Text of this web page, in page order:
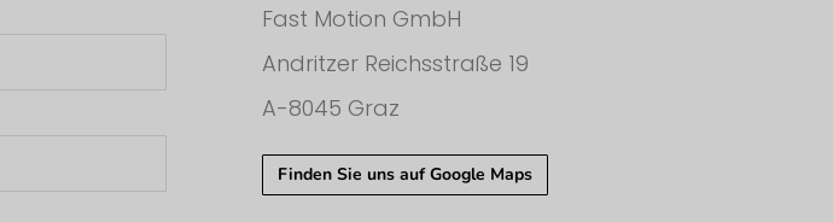
Fast Motion GmbH
Andritzer Reichsstraße 19
A-8045 Graz
Finden Sie uns auf Google Maps